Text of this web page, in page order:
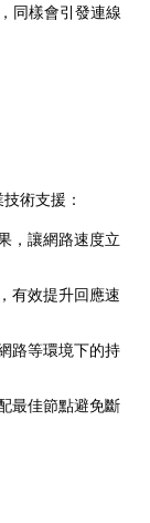
同樣會引發連線
術支援：
，讓網路速度立
有效提升回應速
路等環境下的持
最佳節點避免斷